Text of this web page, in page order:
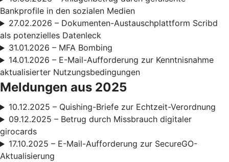
Bankprofile in den sozialen Medien
27.02.2026 – Dokumenten-Austauschplattform Scribd
als potenzielles Datenleck
31.01.2026 – MFA Bombing
14.01.2026 – E-Mail-Aufforderung zur Kenntnisnahme
aktualisierter Nutzungsbedingungen
Meldungen aus 2025
10.12.2025 – Quishing-Briefe zur Echtzeit-Verordnung
09.12.2025 – Betrug durch Missbrauch digitaler
girocards
17.10.2025 – E-Mail-Aufforderung zur SecureGO-
Aktualisierung